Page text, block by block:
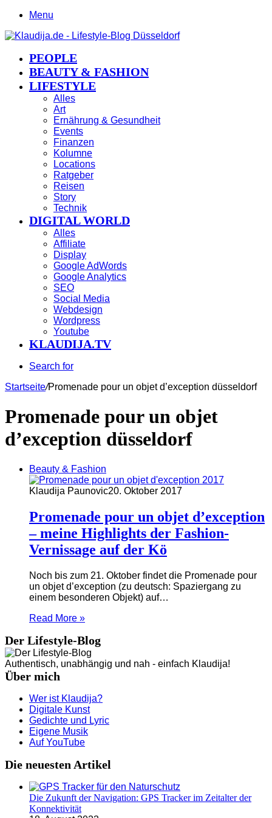
Menu
PEOPLE
BEAUTY & FASHION
LIFESTYLE
Alles
Art
Ernährung & Gesundheit
Events
Finanzen
Kolumne
Locations
Ratgeber
Reisen
Story
Technik
DIGITAL WORLD
Alles
Affiliate
Display
Google AdWords
Google Analytics
SEO
Social Media
Webdesign
Wordpress
Youtube
KLAUDIJA.TV
Search for
Startseite/Promenade pour un objet d’exception düsseldorf
Promenade pour un objet
d’exception düsseldorf
Beauty & Fashion
Klaudija Paunovic20. Oktober 2017
Promenade pour un objet d’exception
– meine Highlights der Fashion-
Vernissage auf der Kö
Noch bis zum 21. Oktober findet die Promenade pour
un objet d’exception (zu deutsch: Spaziergang zu
einem besonderen Objekt) auf…
Read More »
Der Lifestyle-Blog
Authentisch, unabhängig und nah - einfach Klaudija!
Über mich
Wer ist Klaudija?
Digitale Kunst
Gedichte und Lyric
Eigene Musik
Auf YouTube
Die neuesten Artikel
Die Zukunft der Navigation: GPS Tracker im Zeitalter der
Konnektivität